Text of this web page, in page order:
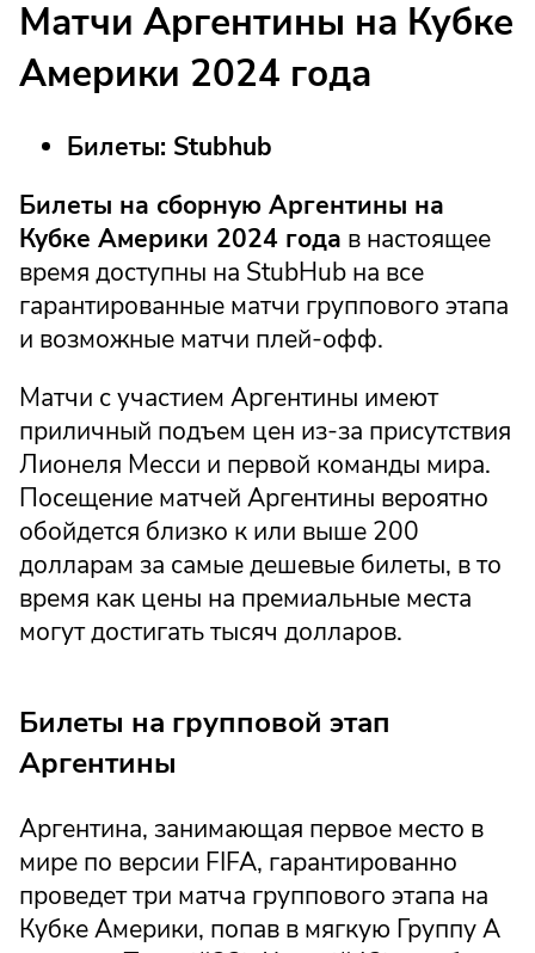
Матчи Аргентины на Кубке
Америки 2024 года
Билеты: Stubhub
Билеты на сборную Аргентины на
Кубке Америки 2024 года в настоящее
время доступны на StubHub на все
гарантированные матчи группового этапа
и возможные матчи плей-офф.
Матчи с участием Аргентины имеют
приличный подъем цен из-за присутствия
Лионеля Месси и первой команды мира.
Посещение матчей Аргентины вероятно
обойдется близко к или выше 200
долларам за самые дешевые билеты, в то
время как цены на премиальные места
могут достигать тысяч долларов.
Билеты на групповой этап
Аргентины
Аргентина, занимающая первое место в
мире по версии FIFA, гарантированно
проведет три матча группового этапа на
Кубке Америки, попав в мягкую Группу A